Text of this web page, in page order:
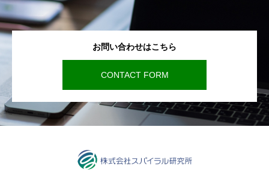
お問い合わせはこちら
CONTACT FORM